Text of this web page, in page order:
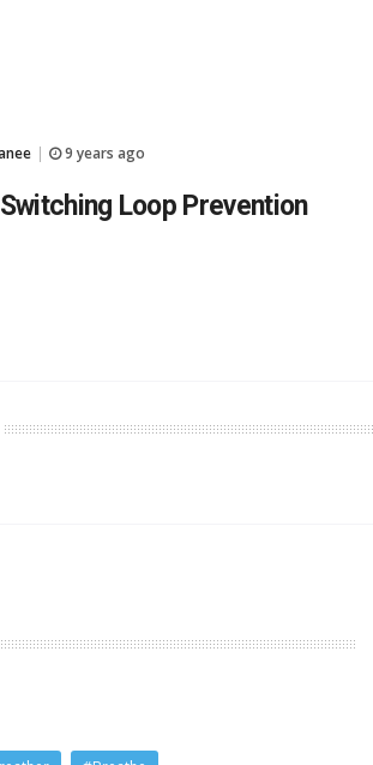
9 years ago
Loop Prevention